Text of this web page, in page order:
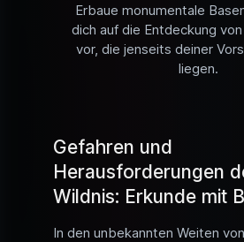
Erbaue monumentale
dich auf die Entdeckung
vor, die jenseits deiner
liegen.
Gefahren und
Herausforderungen
Wildnis: Erkunde mit
In den unbekannten Weiten